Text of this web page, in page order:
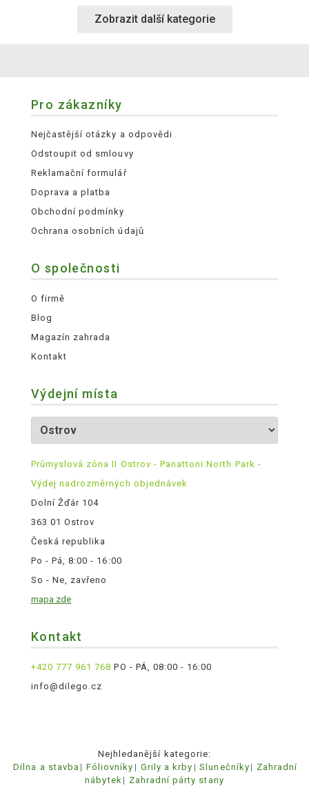
Zobrazit další kategorie
Pro zákazníky
Nejčastější otázky a odpovědi
Odstoupit od smlouvy
Reklamační formulář
Doprava a platba
Obchodní podmínky
Ochrana osobních údajů
O společnosti
O firmě
Blog
Magazín zahrada
Kontakt
Výdejní místa
Průmyslová zóna II Ostrov - Panattoni North Park -
Výdej nadrozměrných objednávek
Dolní Žďár 104
363 01 Ostrov
Česká republika
Po - Pá, 8:00 - 16:00
So - Ne, zavřeno
mapa zde
Kontakt
+420 777 961 768 PO - PÁ, 08:00 - 16:00
info@dilego.cz
Nejhledanější kategorie:
Dílna a stavba
Fóliovníky Grily a krby Slunečníky
Zahradní
nábytek
Zahradní párty stany